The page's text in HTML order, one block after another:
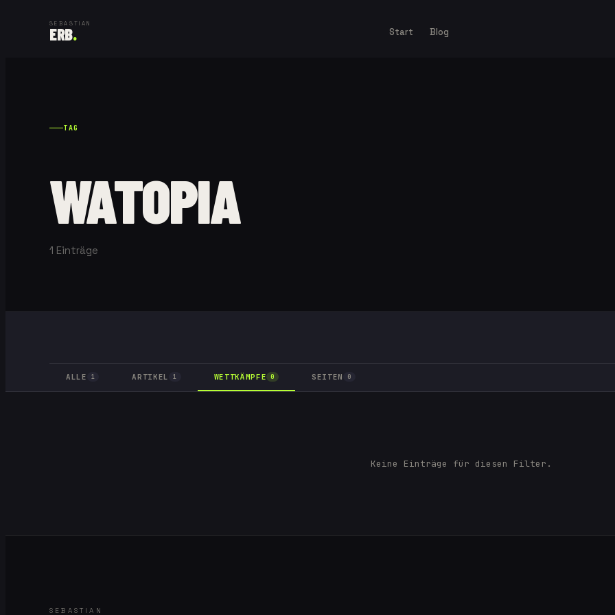
SEBASTIAN
ERB. Start Blog
TAG
WATOPIA
1 Einträge
ALLE 1 ARTIKEL 1 WETTKÄMPFE 0 SEITEN 0
Keine Einträge für diesen Filter.
SEBASTIAN